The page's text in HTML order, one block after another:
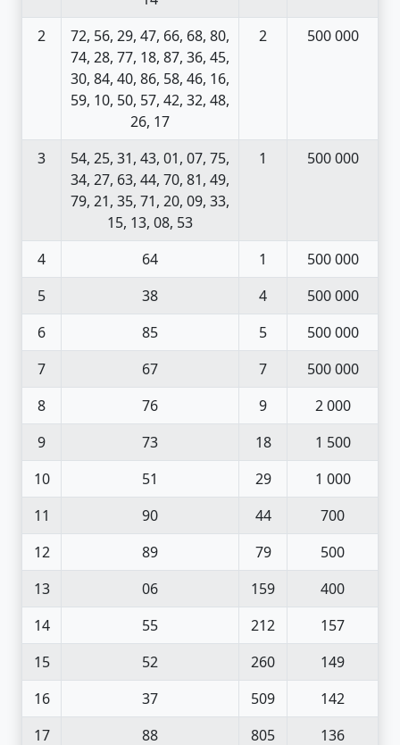
2
72, 56, 29, 47, 66, 68, 80,
74, 28, 77, 18, 87, 36, 45,
30, 84, 40, 86, 58, 46, 16,
59, 10, 50, 57, 42, 32, 48,
26, 17
2 500 000
3
54, 25, 31, 43, 01, 07, 75,
34, 27, 63, 44, 70, 81, 49,
79, 21, 35, 71, 20, 09, 33,
15, 13, 08, 53
1 500 000
4 64 1
500 000
5
38 4
500 000
6
85 5
500 000
7
67 7
500 000
8
76 9
2 000
9
73 18
1 500
10
51 29
1 000
11
90 44
700
12
89 79
500
13
06 159
400
14
55 212
157
15
52 260
149
16
37 509
142
17
88 805 136